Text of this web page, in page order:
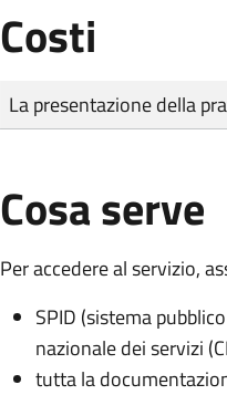
Costi
Tipo di pagamento
Importo
La presentazione della
Cosa serve
Per accedere al servizio,
SPID (sistema
nazionale dei servizi
tutta la